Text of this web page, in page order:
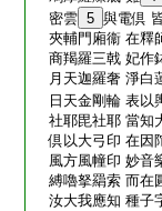
密雲 5 與電倶
夾輔門廂衞 在釋
商羯羅三戟 妃作
月天迦羅奢 淨白
日天金剛輪 表以
社耶毘社耶 當知
倶以大弓印 在因
風方風幢印 妙音
縛嚕拏羂索 而在
汝大我應知 種子